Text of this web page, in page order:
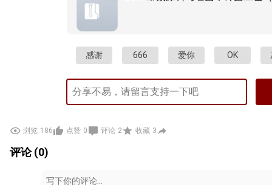
感谢 666 爱你 OK
浏览 186 点赞 0 评论 2 收藏 3
评论 (0)